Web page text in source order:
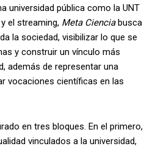
universidad pública como la UNT
el streaming, Meta Cienciabusca
la sociedad, visibilizar lo que se
y construir un vínculo más
además de representar una
vocaciones científicas en las
en tres bloques. En el primero,
vinculados a la universidad,